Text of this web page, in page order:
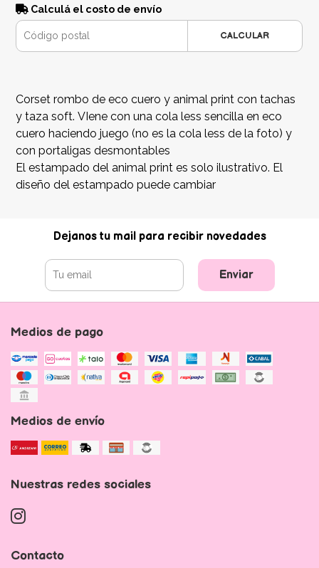
Calculá el costo de envío
CALCULAR
Corset rombo de eco cuero y animal print con tachas
y taza soft. VIene con una cola less sencilla en eco
cuero haciendo juego (no es la cola less de la foto) y
con portaligas desmontables
El estampado del animal print es solo ilustrativo. El
diseño del estampado puede cambiar
Dejanos tu mail para recibir novedades
Enviar
Medios de pago
Medios de envío
Nuestras redes sociales
Contacto